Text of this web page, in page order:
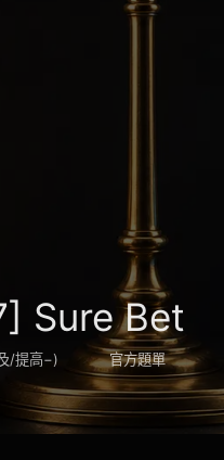
Sure Bet
/提高−) 官方題單